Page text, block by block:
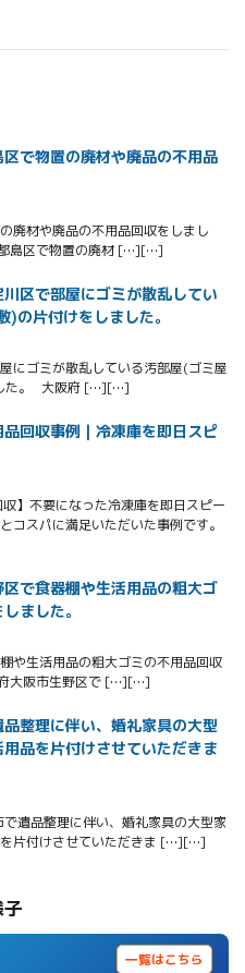
で物置の廃材や廃品の不用品
廃材や廃品の不用品回収をしまし
島区で物置の廃材 […][…]
区で部屋にゴミが散乱してい
)の片付けをしました。
にゴミが散乱している汚部屋(ゴミ屋
た。 大阪府 […][…]
回収事例｜冷凍庫を即日スピ
収】不要になった冷凍庫を即日スピー
コスパに満足いただいた事例です。
で食器棚や生活用品の粗大ゴ
ました。
や生活用品の粗大ゴミの不用品回収
大阪市生野区で […][…]
整理に伴い、婚礼家具の大型
品を片付けさせていただきま
で遺品整理に伴い、婚礼家具の大型家
を片付けさせていただきま […][…]
一覧はこちら